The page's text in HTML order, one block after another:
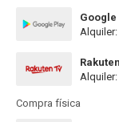
Google
Alquiler:
Alquiler:
Compra física